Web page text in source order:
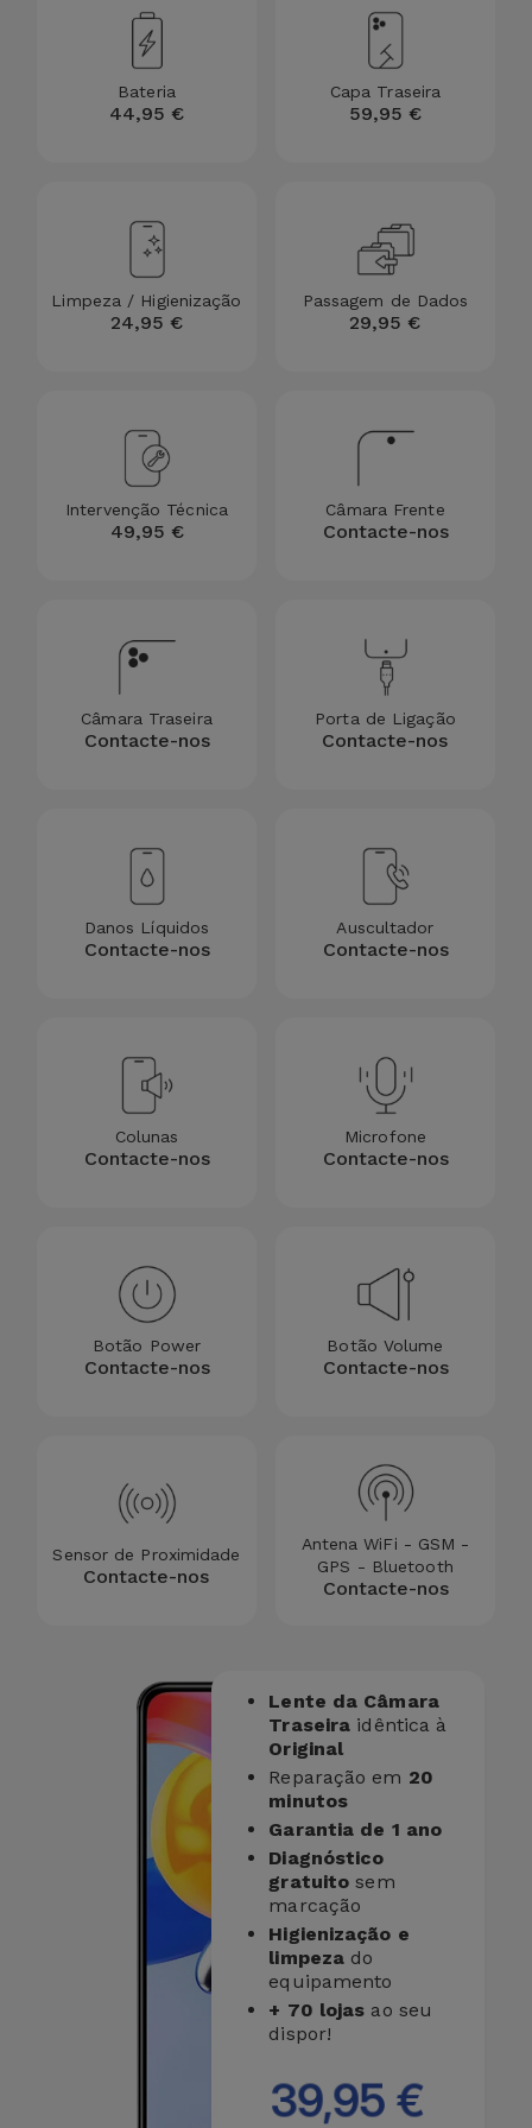
Malas
Mobilidade,
Auto e
Bicicleta
Computador
Acessórios
iPad e
Bateria
44,95 €
Capa Traseira
59,95 €
Limpeza / Higienização
24,95 €
Passagem de Dados
29,95 €
Intervenção Técnica
49,95 €
Câmara Frente
Contacte-nos
Câmara Traseira
Contacte-nos
Porta de Ligação
Contacte-nos
Danos Líquidos
Contacte-nos
Auscultador
Contacte-nos
Colunas
Contacte-nos
Microfone
Contacte-nos
Botão Power
Contacte-nos
Botão Volume
Contacte-nos
Sensor de Proximidade
Contacte-nos
Antena WiFi - GSM -
GPS - Bluetooth
Contacte-nos
Lente da Câmara
Traseira idêntica à
Original
Reparação em 20
minutos
Garantia de 1 ano
Diagnóstico
gratuito sem
marcação
Higienização e
limpeza do
equipamento
+ 70 lojas ao seu
dispor!
39,95 €